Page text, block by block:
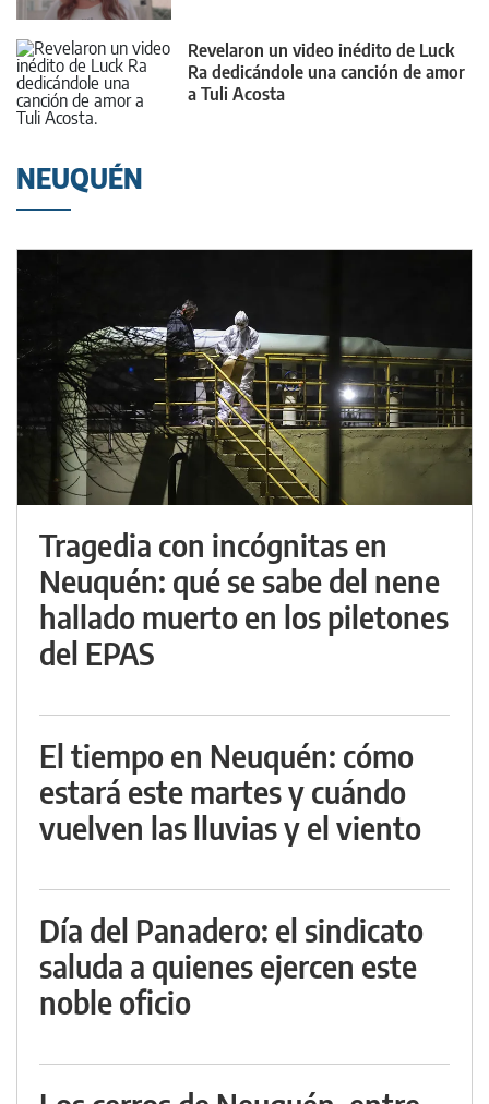
Revelaron un video inédito de Luck
Ra dedicándole una canción de amor
a Tuli Acosta
NEUQUÉN
Tragedia con incógnitas en
Neuquén: qué se sabe del nene
hallado muerto en los piletones
del EPAS
El tiempo en Neuquén: cómo
estará este martes y cuándo
vuelven las lluvias y el viento
Día del Panadero: el sindicato
saluda a quienes ejercen este
noble oficio